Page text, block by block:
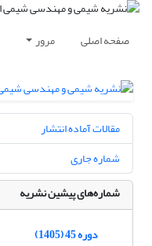
صفحه اصلی مرور
مقالات آماده انتشار
شماره جاری
شماره‌های پیشین نشریه
دوره 45 (1405)